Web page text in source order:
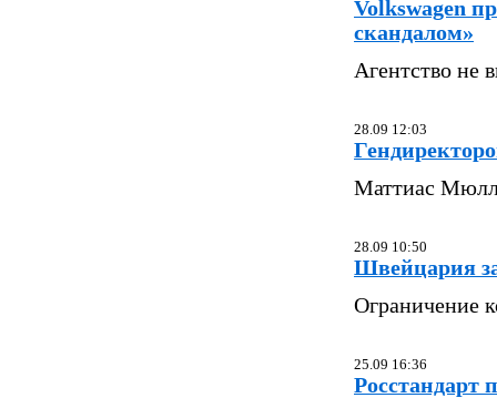
Volkswagen
скандалом»
Агентство не
28.09 12:03
Маттиас
28.09 10:50
Швейцария
Ограничение
25.09 16:36
Росстандарт